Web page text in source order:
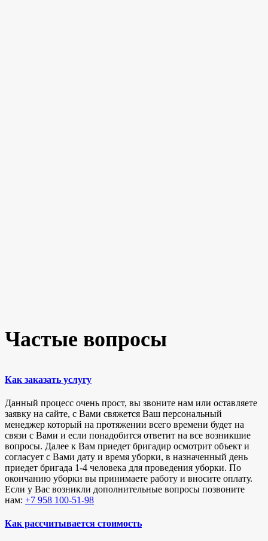
Частые вопросы
Как заказать услугу
Данный процесс очень прост, вы звоните нам или оставляете
заявку на сайте, с Вами свяжется Ваш персональный
менеджер который на протяжении всего времени будет на
связи с Вами и если понадобится ответит на все возникшие
вопросы. Далее к Вам приедет бригадир осмотрит объект и
согласует с Вами дату и время уборки, в назначенный день
приедет бригада 1-4 человека для проведения уборки. По
окончанию уборки вы принимаете работу и вносите оплату.
Если у Вас возникли дополнительные вопросы позвоните
нам: +7 958 100-51-98
Как рассчитывается стоимость